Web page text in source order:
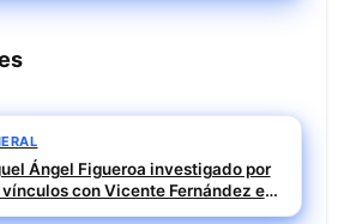
Ángel Figueroa investigado por
vínculos con Vicente Fernández en
SEPI